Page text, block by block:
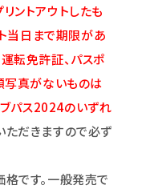
ントアウトしたも
当日まで期限があ
転免許証、パスポ
写真がないものは
パス2024のいずれ
ただきますので必ず
です。一般発売で